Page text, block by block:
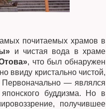
почитаемых храмов в
и чистая вода в храме
, что был обнаружен
ввиду кристально чистой,
— являлся
буддизма. Но в
получившее